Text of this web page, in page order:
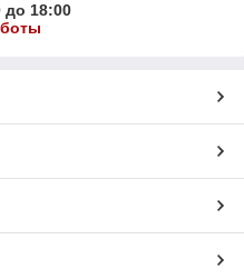
до 18:00